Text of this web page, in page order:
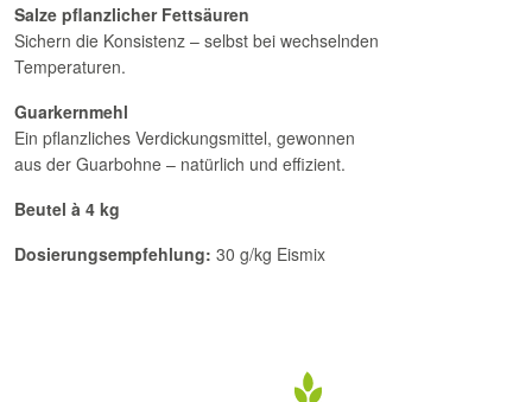
Salze pflanzlicher Fettsäuren
Sichern die Konsistenz – selbst bei wechselnden
Temperaturen.
Guarkernmehl
Ein pflanzliches Verdickungsmittel, gewonnen
aus der Guarbohne – natürlich und effizient.
Beutel à 4 kg
Dosierungsempfehlung: 30 g/kg Eismix